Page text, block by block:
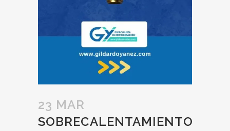
23 MAR
SOBRECALENTAMIENTO